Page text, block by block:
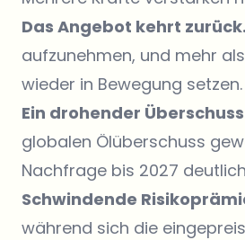
Das Angebot kehrt zurück.
aufzunehmen, und mehr
wieder in Bewegung setzen.
Ein drohender
globalen Ölüberschuss
Nachfrage bis 2027
Schwindende
während sich die